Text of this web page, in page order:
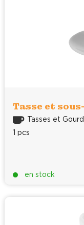
Tasse et
Tasses et
1 pcs
en stock